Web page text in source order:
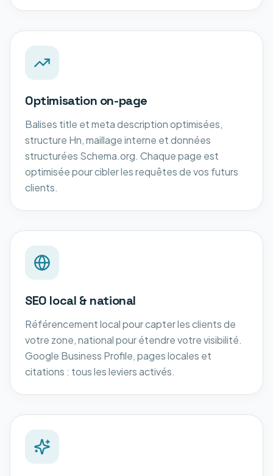
Optimisation on-page
Balises title et meta description optimisées,
structure Hn, maillage interne et données
structurées Schema.org. Chaque page est
optimisée pour cibler les requêtes de vos futurs
clients.
SEO local & national
Référencement local pour capter les clients de
votre zone, national pour étendre votre visibilité.
Google Business Profile, pages locales et
citations : tous les leviers activés.